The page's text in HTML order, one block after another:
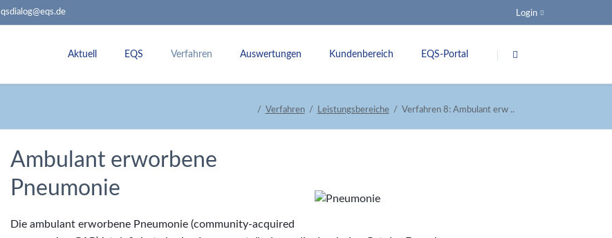
qsdialog@eqs.de Login
überspringen
Aktuell EQS
Aufgaben + Ziele
Landesarbeitsgemeinschaft (LAG) und Lenkungsgremium
Verfahren
Rückmeldeberichte
Auswertungen
Dokumentationsquoten
Kundenbereich
G-BA
EQS-Portal
Verfahren Leistungsbereiche Verfahren 8: Ambulant erw ..
Ambulant erworbene
Pneumonie
Die ambulant erworbene Pneumonie (community-acquired